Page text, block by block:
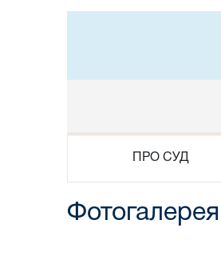
ПРО СУД
Фотогалерея